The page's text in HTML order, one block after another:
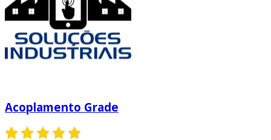
Acoplamento Grade